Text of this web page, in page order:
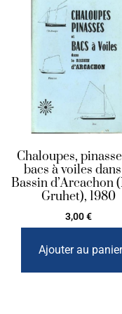
Chaloupes,
bacs à voiles
Bassin d’Arcachon
Gruhet), 1980
3,00€
Ajouter au panier